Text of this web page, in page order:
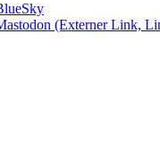
(Externer Link,